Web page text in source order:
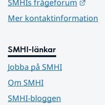
SMHIs frågeforum
Mer kontaktinformation
SMHI-länkar
Jobba på SMHI
Om SMHI
SMHI-bloggen